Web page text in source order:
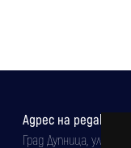
Адрес на редакцията
Град Дупница,